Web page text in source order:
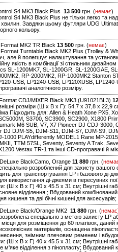
S4 MK3 Black Plus 13 500 грн. (немає)
S4 MK3 Black Plus не тільки легко та
хвилин. Завдяки цьому футляри UDG
кольору.
MK2 TR Black 13 500 грн. (немає)
Turntable Black MK2 Plus (Trolley &
але й полегшує налаштування та
якість в комбінації зі стильним
SL-1200MK7, SL-1200GR, SL-1200GAE,
RP-2000MK2, RP-1000MK2 Stanton
USB, LP1240-USB, LP120XUSB,
аналогічного розміру.
CDJ/MIXER Black MK3 (U91021BL3)
розміри (Ш x В x Г): 54,7 x 37,8 x
Підходить для: Allen & Heath Xone PX5,
S3700, SC3900, SC2900, X1800
M6 SUB, V7, X7 Pioneer DJ CDJ-
DJ DJM-S5, DJM-S11, DJM-S7, DJM-S9,
1000 PLAYdifferently MODEL1 Rane MP-
TTM 57SL, Seventy, Seventy A Trak,
Vestax TR-1 та інші CD-програвачі й
BlackCamo, Orange 11 880 грн. (
розроблений для захисту
для транспортування LP і базового ді-
використання ді-джеями в пересувних
(Ш х В х Г) 40 x 45.5 x 31 см; Внутрішні
відділення ; Вбудований
кишеня та дві бічні кишені для
Black/Orange MK2 11 880 грн. (немає
спеціально з метою захисту LP
для розміщення до 60 платівок,
матеріалів, оснащена
знімним плечовим ременем і
(Ш х В х Г) 40 x 45.5 x 31 см; Внутрішні
відділення з пінопласту;